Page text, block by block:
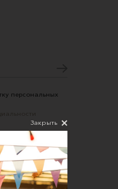
персональных
Закрыть